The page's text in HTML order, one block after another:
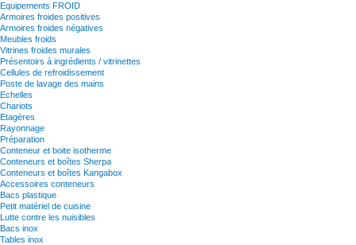
Equipements FROID
Armoires froides positives
Armoires froides négatives
Meubles froids
Vitrines froides murales
Présentoirs à ingrédients / vitrinettes
Cellules de refroidissement
Poste de lavage des mains
Echelles
Chariots
Etagères
Rayonnage
Préparation
Conteneur et boite isotherme
Conteneurs et boîtes Sherpa
Conteneurs et boîtes Kangabox
Accessoires conteneurs
Bacs plastique
Petit matériel de cuisine
Lutte contre les nuisibles
Bacs inox
Tables inox